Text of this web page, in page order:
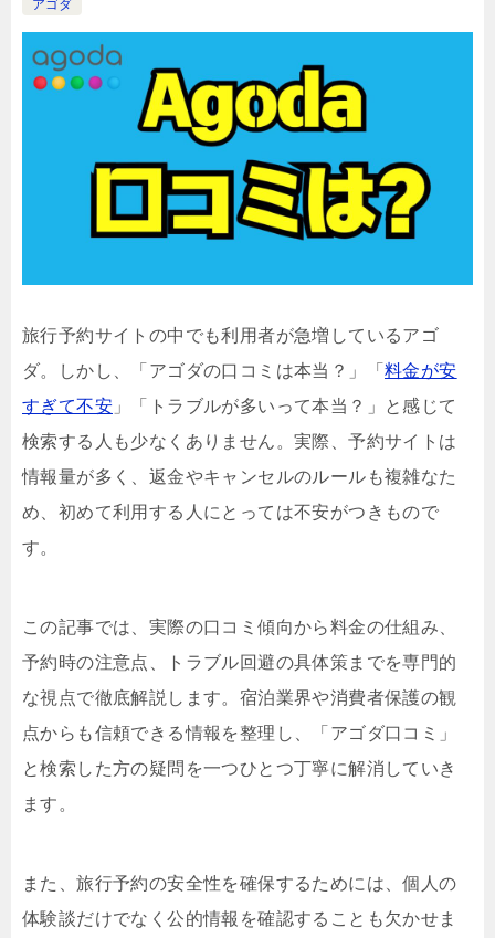
アゴダ
旅行予約サイトの中でも利用者が急増しているアゴ
ダ。しかし、「アゴダの口コミは本当？」「 料金が安
すぎて不安 」「トラブルが多いって本当？」と感じて
検索する人も少なくありません。実際、予約サイトは
情報量が多く、返金やキャンセルのルールも複雑なた
め、初めて利用する人にとっては不安がつきもので
す。
この記事では、実際の口コミ傾向から料金の仕組み、
予約時の注意点、トラブル回避の具体策までを専門的
な視点で徹底解説します。宿泊業界や消費者保護の観
点からも信頼できる情報を整理し、「アゴダ口コミ」
と検索した方の疑問を一つひとつ丁寧に解消していき
ます。
また、旅行予約の安全性を確保するためには、個人の
体験談だけでなく公的情報を確認することも欠かせま